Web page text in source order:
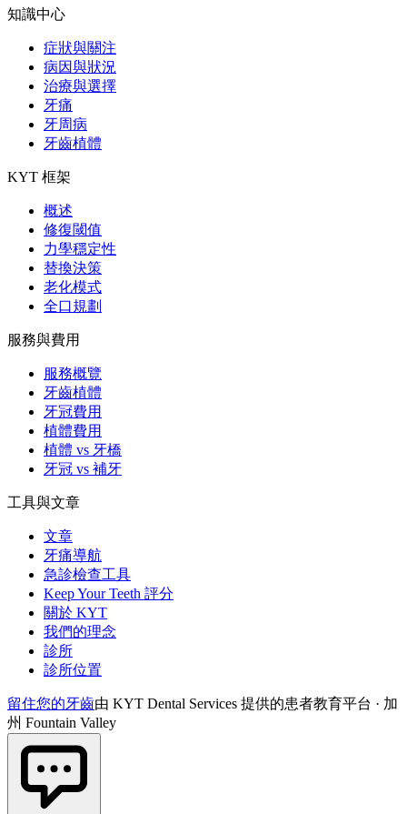
知識中心
症狀與關注
病因與狀況
治療與選擇
牙痛
牙周病
牙齒植體
KYT 框架
概述
修復閾值
力學穩定性
替換決策
老化模式
全口規劃
服務與費用
服務概覽
牙齒植體
牙冠費用
植體費用
植體 vs 牙橋
牙冠 vs 補牙
工具與文章
文章
牙痛導航
急診檢查工具
Keep Your Teeth 評分
關於 KYT
我們的理念
診所
診所位置
留住您的牙齒由 KYT Dental Services 提供的患者教育平台 · 加
州 Fountain Valley